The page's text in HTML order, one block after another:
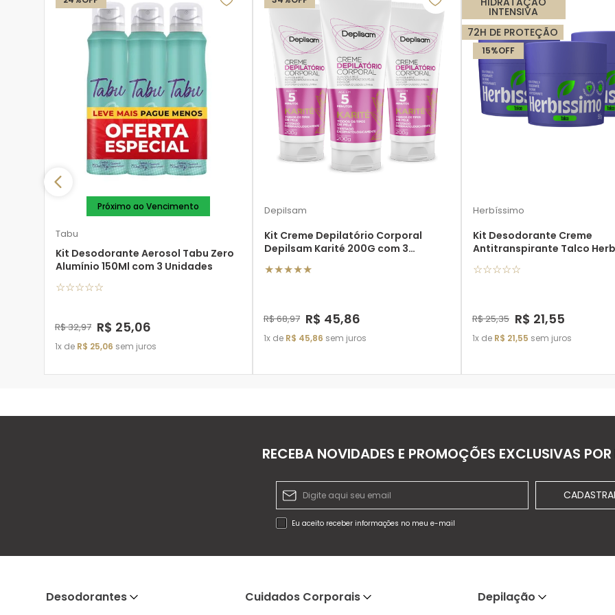
Próximo ao Vencimento
Tabu
Kit Desodorante Aerosol Tabu Zero
Alumínio 150Ml com 3 Unidades
☆☆☆☆☆
R$32,97 R$ 25,06
1 de R$ 25,06 sem juros
Depilsam
Kit Creme Depilatório Corporal
Depilsam Karité 200G com 3
★★★★★
R$68,97 R$ 45,86
1 de R$ 45,86 sem juros
INTENSIVA
72H DE PROTEÇÃO
15%OFF
Herbíssimo
Kit Desodorante Creme
Antitranspirante Talco
☆☆☆☆☆
R$25,35 R$ 21,55
1 de R$ 21,55 sem juros
RECEBA NOVIDADES E PROMOÇÕES EXCLUSIVAS
Eu aceito receber informações no meu e-mail
Desodorantes Cuidados Corporais Depilação